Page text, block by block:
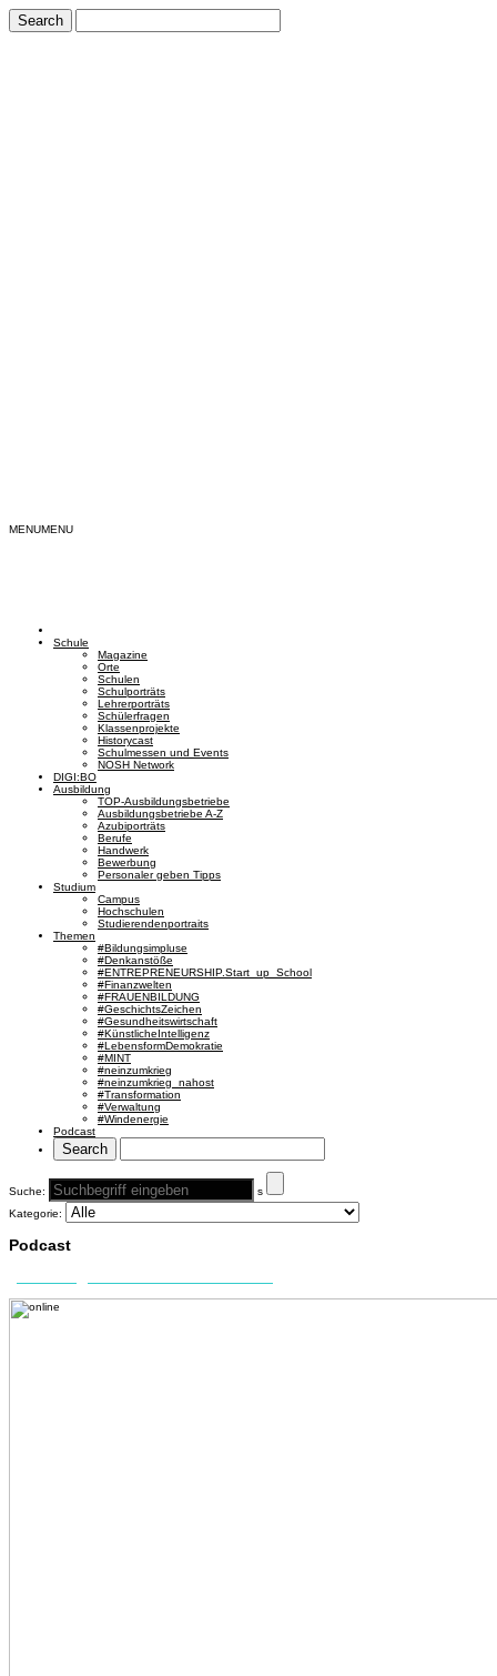
MENUMENU
Schule
Magazine
Orte
Schulen
Schulporträts
Lehrerporträts
Schülerfragen
Klassenprojekte
Historycast
Schulmessen und Events
NOSH Network
DIGI:BO
Ausbildung
TOP-Ausbildungsbetriebe
Ausbildungsbetriebe A-Z
Azubiporträts
Berufe
Handwerk
Bewerbung
Personaler geben Tipps
Studium
Campus
Hochschulen
Studierendenportraits
Themen
#Bildungsimpluse
#Denkanstöße
#ENTREPRENEURSHIP.Start_up_School
#Finanzwelten
#FRAUENBILDUNG
#GeschichtsZeichen
#Gesundheitswirtschaft
#KünstlicheIntelligenz
#LebensformDemokratie
#MINT
#neinzumkrieg
#neinzumkrieg_nahost
#Transformation
#Verwaltung
#Windenergie
Podcast
Suche:
s
Kategorie:
Podcast